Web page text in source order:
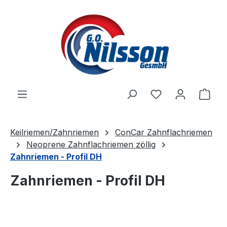
Zum Hauptinhalt springen
Keilriemen/Zahnriemen
ConCar Zahnflachriemen
Neoprene Zahnflachriemen zöllig
Zahnriemen - Profil DH
Zahnriemen - Profil DH